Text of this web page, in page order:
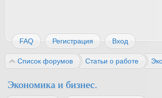
FAQ Регистрация Вход
Список форумов Статьи о работе
Экономика и бизнес.